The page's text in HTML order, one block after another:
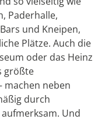
Paderhalle,
und Kneipen,
Plätze. Auch die
oder das Heinz
größte
machen neben
durch
Und